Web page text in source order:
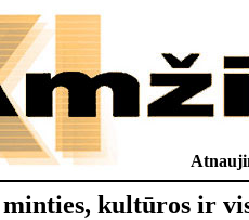
minties, kultūros ir